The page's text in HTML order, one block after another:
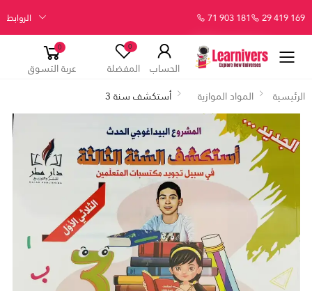
29 419 169
71 903 181 الروابط
الحساب
0
المفضلة
0
عربة التسوق
الرئيسية
المواد الموازية أستكشف سنة 3